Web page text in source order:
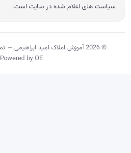
سیاست های اعلام شده در سایت است.
© 2026 آموزش املاک امید ابراهیمی — تمامی حقوق محفوظ است.
Powered by OE